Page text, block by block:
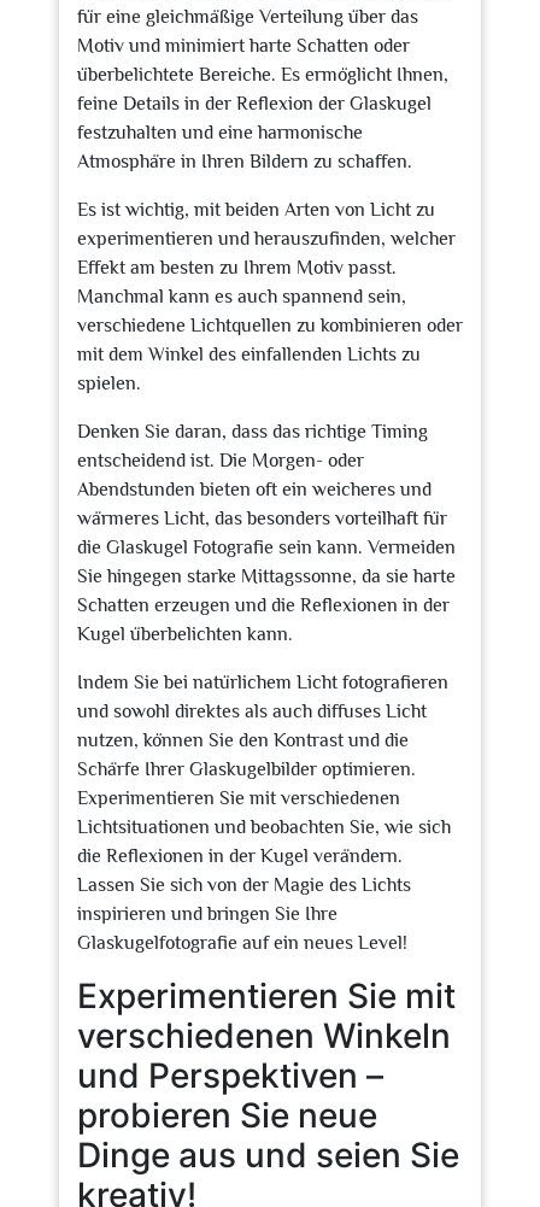
für eine gleichmäßige Verteilung über das
Motiv und minimiert harte Schatten oder
überbelichtete Bereiche. Es ermöglicht Ihnen,
feine Details in der Reflexion der Glaskugel
festzuhalten und eine harmonische
Atmosphäre in Ihren Bildern zu schaffen.
Es ist wichtig, mit beiden Arten von Licht zu
experimentieren und herauszufinden, welcher
Effekt am besten zu Ihrem Motiv passt.
Manchmal kann es auch spannend sein,
verschiedene Lichtquellen zu kombinieren oder
mit dem Winkel des einfallenden Lichts zu
spielen.
Denken Sie daran, dass das richtige Timing
entscheidend ist. Die Morgen- oder
Abendstunden bieten oft ein weicheres und
wärmeres Licht, das besonders vorteilhaft für
die Glaskugel Fotografie sein kann. Vermeiden
Sie hingegen starke Mittagssonne, da sie harte
Schatten erzeugen und die Reflexionen in der
Kugel überbelichten kann.
Indem Sie bei natürlichem Licht fotografieren
und sowohl direktes als auch diffuses Licht
nutzen, können Sie den Kontrast und die
Schärfe Ihrer Glaskugelbilder optimieren.
Experimentieren Sie mit verschiedenen
Lichtsituationen und beobachten Sie, wie sich
die Reflexionen in der Kugel verändern.
Lassen Sie sich von der Magie des Lichts
inspirieren und bringen Sie Ihre
Glaskugelfotografie auf ein neues Level!
Experimentieren Sie mit
verschiedenen Winkeln
und Perspektiven –
probieren Sie neue
Dinge aus und seien Sie
kreativ!